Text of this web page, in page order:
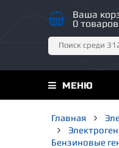
Ваша
0
МЕНЮ
Главная
Бензиновые